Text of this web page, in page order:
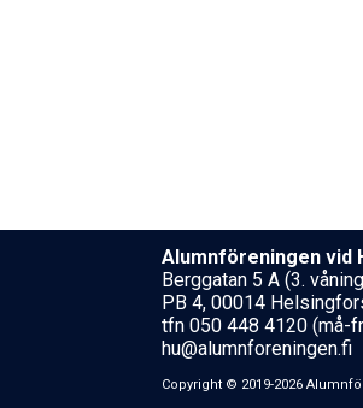
Alumnföreningen
Berggatan 5 A (3.
PB 4, 00014
tfn 050 448 4120 (må-
hu@alumnforeningen.fi
Copyright © 2019-2026